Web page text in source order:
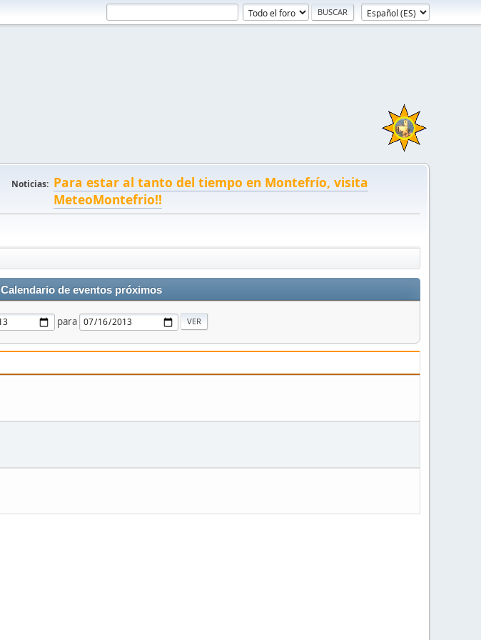
Noticias: Para estar al tanto del tiempo en Montefrío, visita
MeteoMontefrio!!
Calendario de eventos próximos
para